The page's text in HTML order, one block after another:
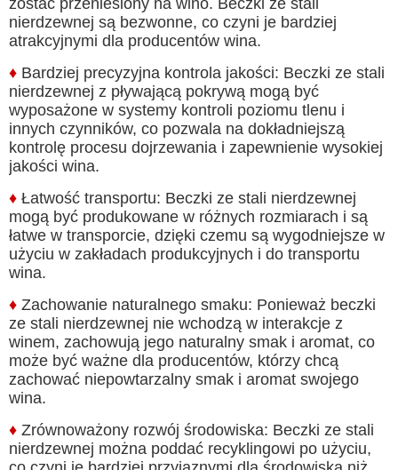
zostać przeniesiony na wino. Beczki ze stali
nierdzewnej są bezwonne, co czyni je bardziej
atrakcyjnymi dla producentów wina.
♦ Bardziej precyzyjna kontrola jakości: Beczki ze stali
nierdzewnej z pływającą pokrywą mogą być
wyposażone w systemy kontroli poziomu tlenu i
innych czynników, co pozwala na dokładniejszą
kontrolę procesu dojrzewania i zapewnienie wysokiej
jakości wina.
♦ Łatwość transportu: Beczki ze stali nierdzewnej
mogą być produkowane w różnych rozmiarach i są
łatwe w transporcie, dzięki czemu są wygodniejsze w
użyciu w zakładach produkcyjnych i do transportu
wina.
♦ Zachowanie naturalnego smaku: Ponieważ beczki
ze stali nierdzewnej nie wchodzą w interakcje z
winem, zachowują jego naturalny smak i aromat, co
może być ważne dla producentów, którzy chcą
zachować niepowtarzalny smak i aromat swojego
wina.
♦ Zrównoważony rozwój środowiska: Beczki ze stali
nierdzewnej można poddać recyklingowi po użyciu,